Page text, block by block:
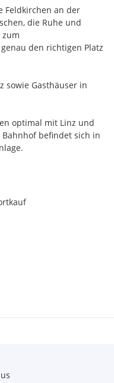
Irrtümer und
Feldkirchen an der
die Ruhe und
den richtigen Platz
sowie Gasthäuser in
optimal mit Linz und
befindet sich in
man Walding,
25 Minuten ist man in